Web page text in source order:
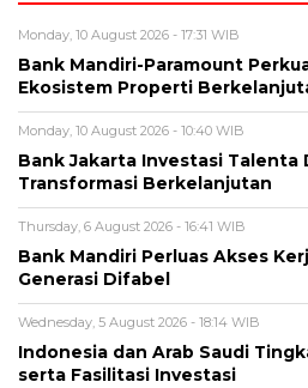
Monday, 10 August 2026 - 17:31 WIB
Bank Mandiri-Paramount
Ekosistem Properti
Monday, 10 August 2026 - 10:40 WIB
Bank Jakarta Investasi Talenta
Transformasi Berkelanjutan
Thursday, 6 August 2026 - 16:41 WIB
Bank Mandiri Perluas Akses
Generasi Difabel
Wednesday, 5 August 2026 - 18:14 WIB
Indonesia dan Arab Saudi
serta Fasilitasi Investasi